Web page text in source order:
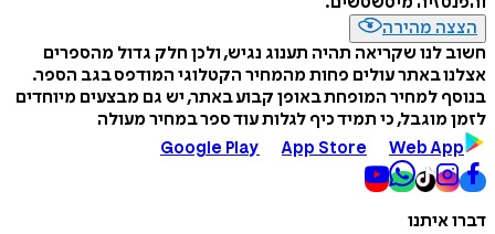
הצצה מהירה
חשוב לנו שקריאה תהיה תענוג נגיש, ולכן חלק גדול מהספרים
אצלנו באתר עולים פחות מהמחיר הקטלוגי המודפס בגב הספר.
בנוסף למחיר המופחת באופן קבוע באתר, יש גם מבצעים מיוחדים
לזמן מוגבל, כי תמיד כיף לגלות עוד ספר במחיר מעולה
Google Play
App Store Web App
דברו איתנו